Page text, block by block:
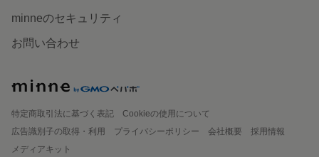
minneのセキュリティ
お問い合わせ
特定商取引法に基づく表記
Cookieの使用について
広告識別子の取得・利用
プライバシーポリシー 会社概要
採用情報
メディアキット